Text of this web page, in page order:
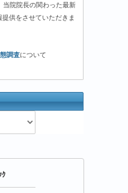
当院院長の関わった最新
供をさせていただきま
調査について
ｸ